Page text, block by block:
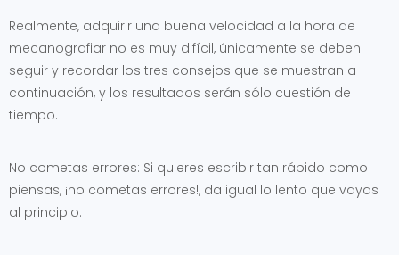
Realmente, adquirir una buena velocidad a la hora de
mecanografiar no es muy difícil, únicamente se deben
seguir y recordar los tres consejos que se muestran a
continuación, y los resultados serán sólo cuestión de
tiempo.
No cometas errores: Si quieres escribir tan rápido como
piensas, ¡no cometas errores!, da igual lo lento que vayas
al principio.